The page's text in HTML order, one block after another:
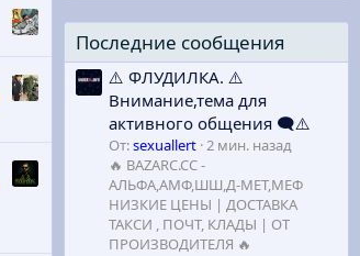
Последние сообщения
⚠️ ФЛУДИЛКА. ⚠️
Внимание,тема для
активного общения 🗨️⚠️
От:sexuallert 2 мин. назад
🔥 BAZARC.CC -
АЛЬФА,АМФ,ШШ,Д-МЕТ,МЕФ
НИЗКИЕ ЦЕНЫ | ДОСТАВКА
ТАКСИ , ПОЧТ, КЛАДЫ | ОТ
ПРОИЗВОДИТЕЛЯ 🔥